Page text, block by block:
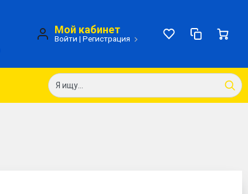
Мой кабинет
Войти |Регистрация